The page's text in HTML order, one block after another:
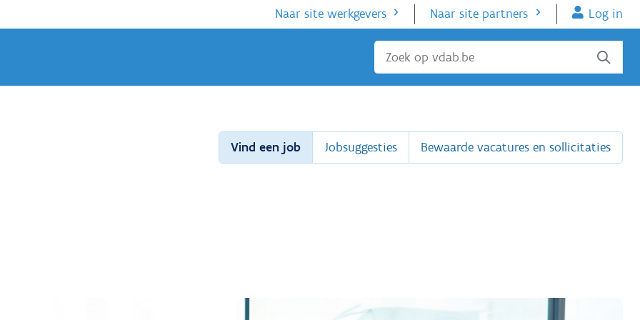
Naar site werkgevers Naar site partners Log in
Sluiten
Vind een job Jobsuggesties Bewaarde vacatures en sollicitaties